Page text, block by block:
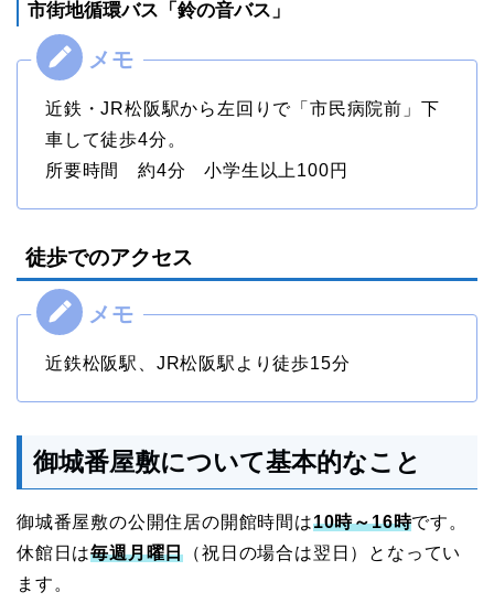
市街地循環バス「鈴の音バス」
近鉄・JR松阪駅から左回りで「市民病院前」下
車して徒歩4分。
所要時間 約4分 小学生以上100円
徒歩でのアクセス
近鉄松阪駅、JR松阪駅より徒歩15分
御城番屋敷について基本的なこと
御城番屋敷の公開住居の開館時間は10時～16時です。
休館日は毎週月曜日 （祝日の場合は翌日）となってい
ます。